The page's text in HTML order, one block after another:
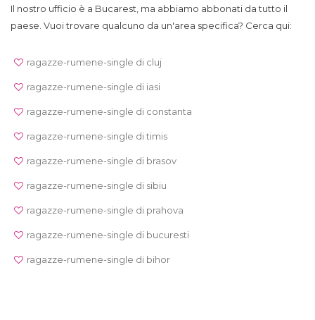
Il nostro ufficio è a Bucarest, ma abbiamo abbonati da tutto il
paese. Vuoi trovare qualcuno da un'area specifica? Cerca qui:
ragazze-rumene-single di cluj
ragazze-rumene-single di iasi
ragazze-rumene-single di constanta
ragazze-rumene-single di timis
ragazze-rumene-single di brasov
ragazze-rumene-single di sibiu
ragazze-rumene-single di prahova
ragazze-rumene-single di bucuresti
ragazze-rumene-single di bihor